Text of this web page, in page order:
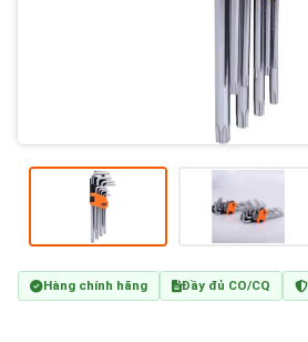
Hàng chính hãng Đầy đủ CO/CQ